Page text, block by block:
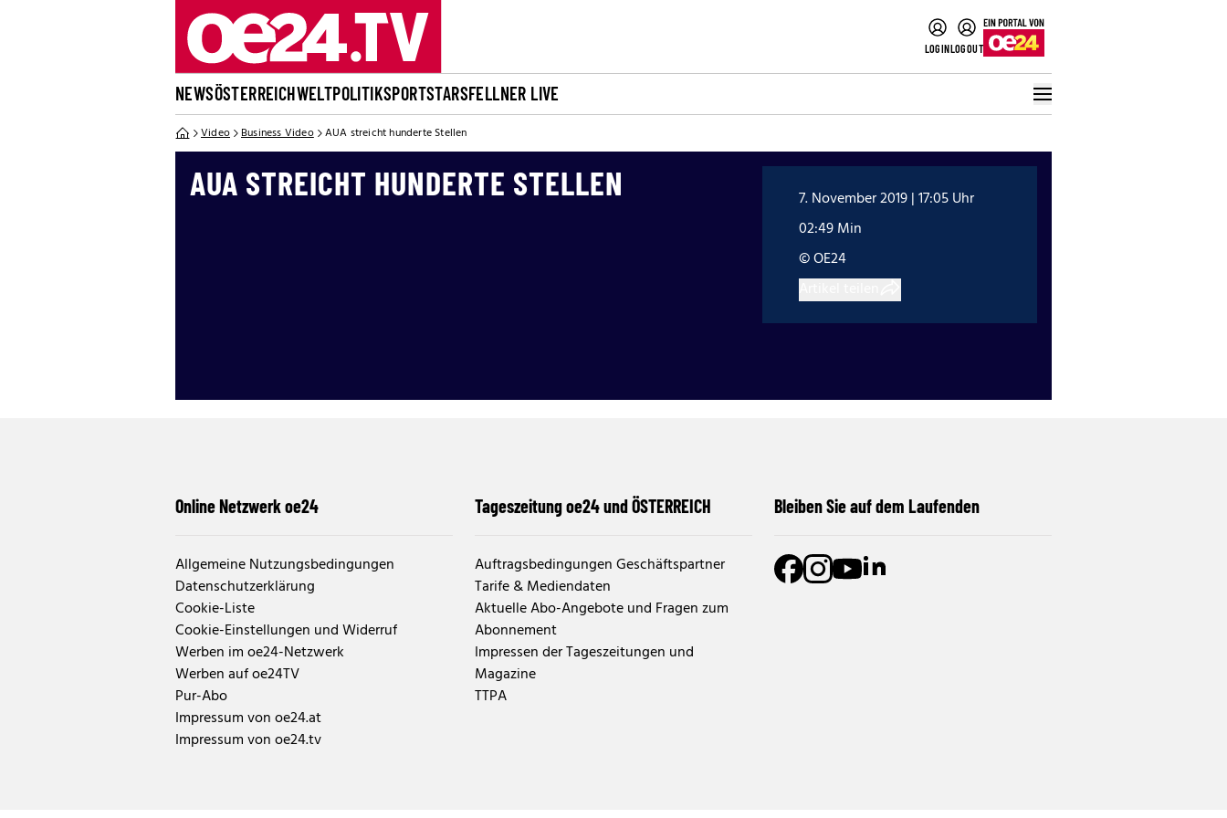
LOGINLOGOUT
NEWSÖSTERREICHWELTPOLITIKSPORTSTARSFELLNER LIVE
Video Business Video AUA streicht hunderte Stellen
AUA STREICHT HUNDERTE STELLEN
7. November 2019 | 17:05 Uhr
02:49 Min
© OE24
Online Netzwerk oe24
Allgemeine Nutzungsbedingungen
Datenschutzerklärung
Cookie-Liste
Cookie-Einstellungen und Widerruf
Werben im oe24-Netzwerk
Werben auf oe24TV
Pur-Abo
Impressum von oe24.at
Impressum von oe24.tv
Tageszeitung oe24 und ÖSTERREICH
Auftragsbedingungen Geschäftspartner
Tarife & Mediendaten
Aktuelle Abo-Angebote und Fragen zum
Abonnement
Impressen der Tageszeitungen und
Magazine
TTPA
Bleiben Sie auf dem Laufenden